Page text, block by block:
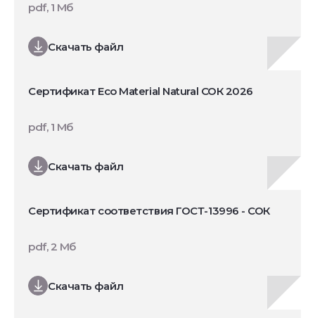
Скачать файл
pdf, 1 Мб
Сертификат Eco Material Natural СОК 2026
Скачать файл
pdf, 1 Мб
Сертификат соответствия ГОСТ-13996 - СОК
Скачать файл
pdf, 2 Мб